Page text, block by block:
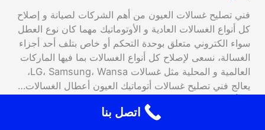
فني تصليح غسالات العيون من أهم الشركات لصيانة و إصلاح
كل أنواع الغسالات العادية و الأوتوماتيك مهما كان نوع العطل
سواء الكتروني متعلق بوحدة التحكم أو خاص بتلف أحد أجزاء
الغسالة، نسعى لإصلاح كل أنواع الغسالات بما فيها الماركات
العالمية و المحلية مثل غسالات LG، Samsung، Wansa،
يعالج فني تصليح غسالات أتوماتيك العيون أعطال الغسالات…
اتصل بنا